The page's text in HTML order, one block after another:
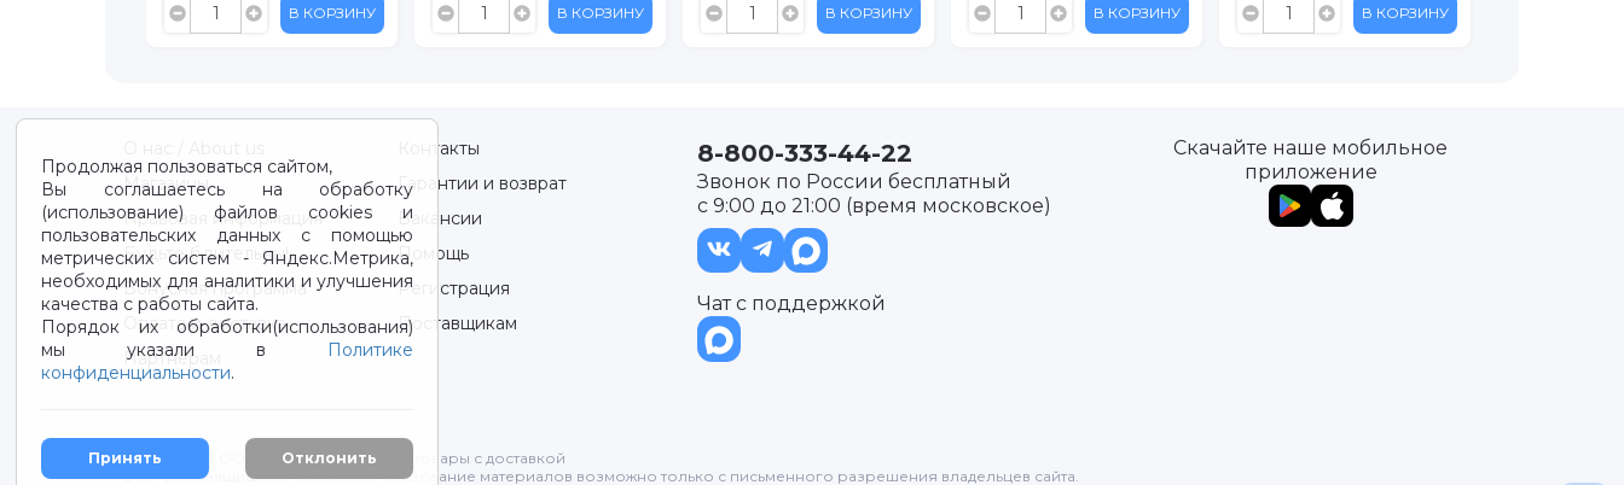
В КОРЗИНУ В КОРЗИНУ В КОРЗИНУ В КОРЗИНУ В КОРЗИНУ
Продолжая пользоваться сайтом,
Вы соглашаетесь на обработку
(использование) файлов cookies и
пользовательских данных с помощью
метрических систем - Яндекс.Метрика,
необходимых для аналитики и улучшения
качества с работы сайта.
Порядок их обработки(использования)
мы указали в Политике
конфиденциальности.
Принять Отклонить
Контакты
Магазины
Гарантии и возврат
Правовая информация
Вакансии
Будьте бдительны!
Помощь
Бонусная программа
Регистрация
Оплата и доставка
Поставщикам
Партнерам
8-800-333-44-22
Звонок по России бесплатный
с 9:00 до 21:00 (время московское)
Чат с поддержкой
Скачайте наше мобильное
приложение
2012-2026 © ООО "ВОТОНЯ". Детские товары с доставкой
Все права защищены. Любое использование материалов возможно только с письменного разрешения владельцев сайта.